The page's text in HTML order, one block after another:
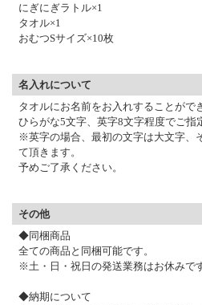
にぎにぎラトル×1
タオル×1
おむつSサイズ×10枚
名入れについて
タオルにお名前をお入れすることがで
ひらがな5文字、英字8文字程度でご指
※英字の場合、最初の文字は大文字、
て頂きます。
予めご了承ください。
その他
◆同梱商品
全ての商品と同梱可能です。
※土・日・祝日の発送業務はお休みで
◆納期について